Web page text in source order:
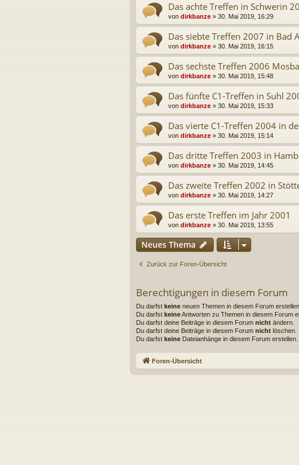
Das achte Treffen in Schwerin
von dirkbanze » 30. Mai 2019, 16:29
Das siebte Treffen 2007 in Bad
von dirkbanze » 30. Mai 2019, 16:15
Das sechste Treffen 2006
von dirkbanze » 30. Mai 2019, 15:48
Das fünfte C1-Treffen in Suhl
von dirkbanze » 30. Mai 2019, 15:33
Das vierte C1-Treffen 2004 in
von dirkbanze » 30. Mai 2019, 15:14
Das dritte Treffen 2003 in
von dirkbanze » 30. Mai 2019, 14:45
Das zweite Treffen 2002 in
von dirkbanze » 30. Mai 2019, 14:27
Das erste Treffen im Jahr 2001
von dirkbanze » 30. Mai 2019, 13:55
Neues Thema
Zurück zur Foren-Übersicht
Berechtigungen in diesem Forum
Du darfst keine neuen Themen in diesem Forum erstellen.
Du darfst keineAntworten zu Themen in diesem Forum
Du darfst deine Beiträge in diesem Forum nicht ändern.
Du darfst deine Beiträge in diesem Forum nicht löschen.
Du darfst keine Dateianhänge in diesem Forum erstellen.
Foren-Übersicht